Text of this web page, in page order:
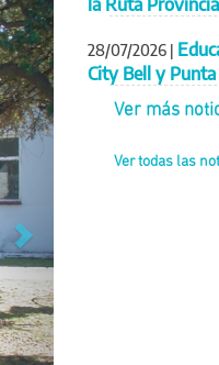
28/07/2026 |
City Bell y Punta
Ver más
Ver todas las